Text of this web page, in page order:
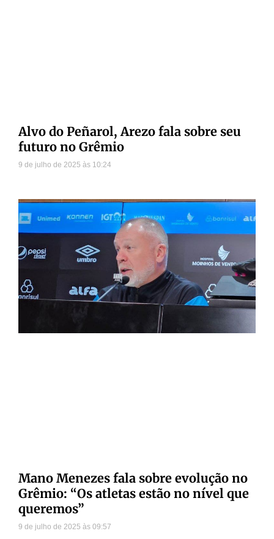
Alvo do Peñarol, Arezo fala sobre seu
futuro no Grêmio
9 de julho de 2025 10:24
Mano Menezes fala sobre evolução no
Grêmio: “Os atletas estão no nível que
queremos”
9 de julho de 2025 09:57